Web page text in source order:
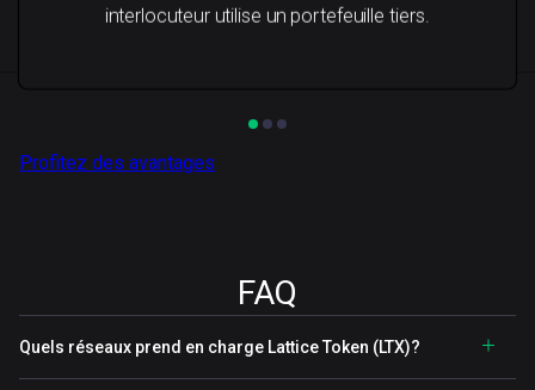
interlocuteur utilise un portefeuille tiers.
Profitez des avantages
FAQ
Quels réseaux prend en charge Lattice Token (LTX)?